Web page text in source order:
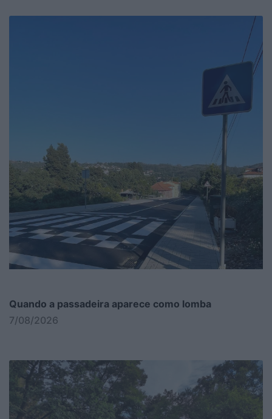
Quando a passadeira aparece como lomba
7/08/2026